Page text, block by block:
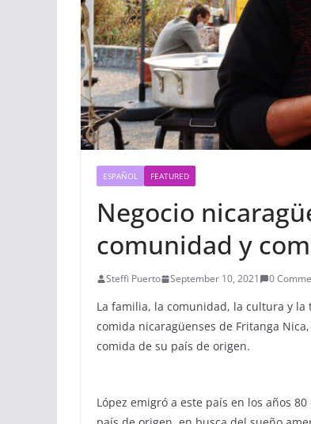
ESPAÑOL FEATURED
Negocio
comunidad y
Steffi Puerto September 10, 2021 0
La familia, la comunidad, la cultura y
comida nicaragüenses de Fritanga
comida de su país de origen.
López emigró a este país en los años